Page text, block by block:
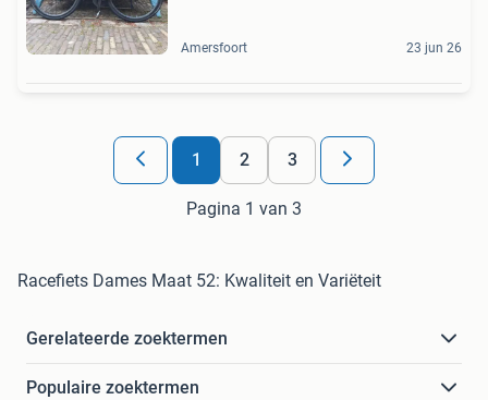
Amersfoort 23 jun 26
1 2 3
Pagina 1 van 3
Racefiets Dames Maat 52: Kwaliteit en Variëteit
Gerelateerde zoektermen
Populaire zoektermen